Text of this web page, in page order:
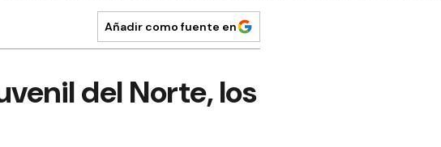
Añadir como fuente en
del Norte, los